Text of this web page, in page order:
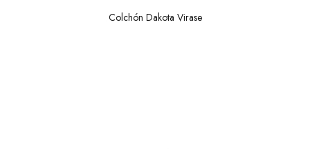
Colchón Dakota Virase